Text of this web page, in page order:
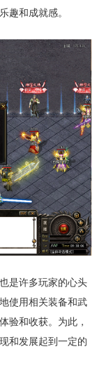
趣和成就感。
是许多玩家的心头
使用相关装备和武
验和收获。为此，
和发展起到一定的